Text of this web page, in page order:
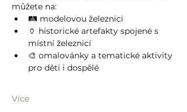
můžete na:
🛤️ modelovou železnici
🏺 historické artefakty spojené s
místní železnicí
🎨 omalovánky a tematické aktivity
pro děti i dospělé
Více